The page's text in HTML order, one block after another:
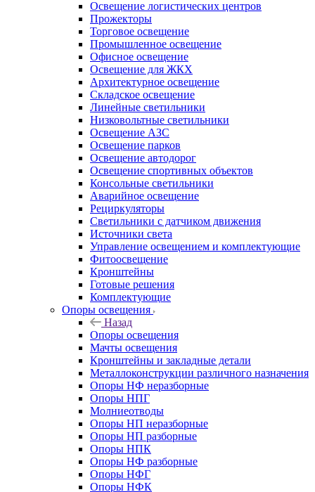
Освещение логистических центров
Прожекторы
Торговое освещение
Промышленное освещение
Офисное освещение
Освещение для ЖКХ
Архитектурное освещение
Складское освещение
Линейные светильники
Низковольтные светильники
Освещение АЗС
Освещение парков
Освещение автодорог
Освещение спортивных объектов
Консольные светильники
Аварийное освещение
Рециркуляторы
Светильники с датчиком движения
Источники света
Управление освещением и комплектующие
Фитоосвещение
Кронштейны
Готовые решения
Комплектующие
Опоры освещения
Назад
Опоры освещения
Мачты освещения
Кронштейны и закладные детали
Металлоконструкции различного назначения
Опоры НФ неразборные
Опоры НПГ
Молниеотводы
Опоры НП неразборные
Опоры НП разборные
Опоры НПК
Опоры НФ разборные
Опоры НФГ
Опоры НФК